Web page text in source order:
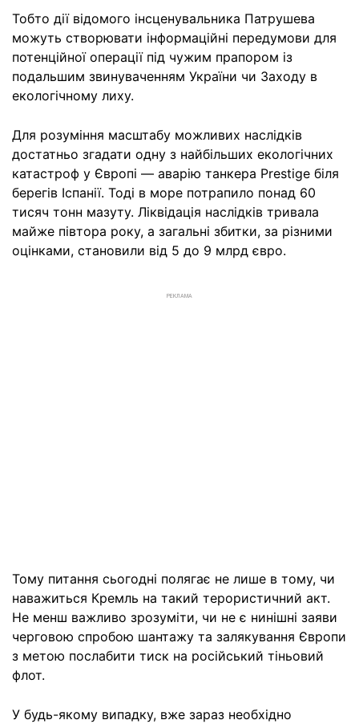
Тобто дії відомого інсценувальника Патрушева
можуть створювати інформаційні передумови для
потенційної операції під чужим прапором із
подальшим звинуваченням України чи Заходу в
екологічному лиху.
Для розуміння масштабу можливих наслідків
достатньо згадати одну з найбільших екологічних
катастроф у Європі — аварію танкера Prestige біля
берегів Іспанії. Тоді в море потрапило понад 60
тисяч тонн мазуту. Ліквідація наслідків тривала
майже півтора року, а загальні збитки, за різними
оцінками, становили від 5 до 9 млрд євро.
РЕКЛАМА
Тому питання сьогодні полягає не лише в тому, чи
наважиться Кремль на такий терористичний акт.
Не менш важливо зрозуміти, чи не є нинішні заяви
черговою спробою шантажу та залякування Європи
з метою послабити тиск на російський тіньовий
флот.
У будь-якому випадку, вже зараз необхідно